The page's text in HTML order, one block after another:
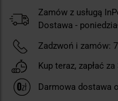
Zamów z usługą
Dostawa -
Zadzwoń i zamów:
Kup teraz, zapłać
Darmowa dostawa